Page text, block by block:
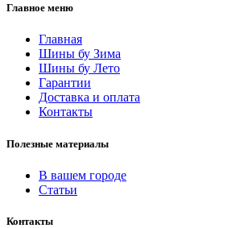
Главное меню
Главная
Шины бу Зима
Шины бу Лето
Гарантии
Доставка и оплата
Контакты
Полезные материалы
В вашем городе
Статьи
Контакты